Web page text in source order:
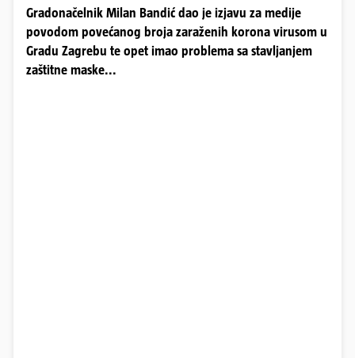
Gradonačelnik Milan Bandić dao je izjavu za medije
povodom povećanog broja zaraženih korona virusom u
Gradu Zagrebu te opet imao problema sa stavljanjem
zaštitne maske...